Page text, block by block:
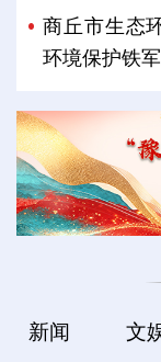
商丘市生态
环境保护铁军
新闻 文